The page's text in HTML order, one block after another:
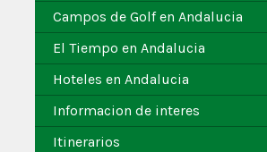
Campos de Golf en Andalucia
El Tiempo en Andalucia
Hoteles en Andalucia
Informacion de interes
Itinerarios